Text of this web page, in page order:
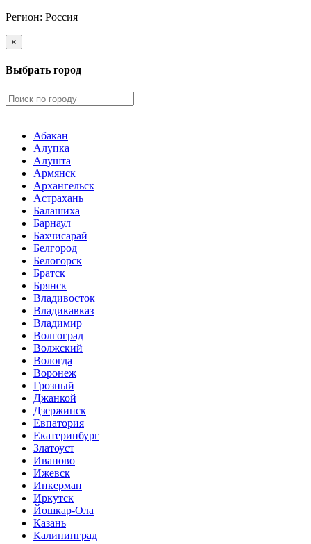
Регион: Россия
×
Выбрать город
Абакан
Алупка
Алушта
Армянск
Архангельск
Астрахань
Балашиха
Барнаул
Бахчисарай
Белгород
Белогорск
Братск
Брянск
Владивосток
Владикавказ
Владимир
Волгоград
Волжский
Вологда
Воронеж
Грозный
Джанкой
Дзержинск
Евпатория
Екатеринбург
Златоуст
Иваново
Ижевск
Инкерман
Иркутск
Йошкар-Ола
Казань
Калининград